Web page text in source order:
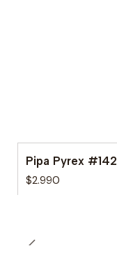
Pipa Pyrex
$2.990